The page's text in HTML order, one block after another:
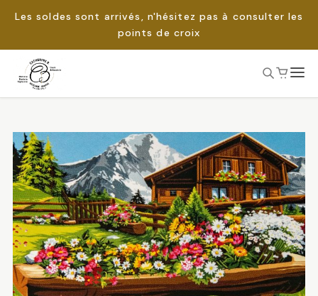
Les soldes sont arrivés, n'hésitez pas à consulter les
points de croix
Passer